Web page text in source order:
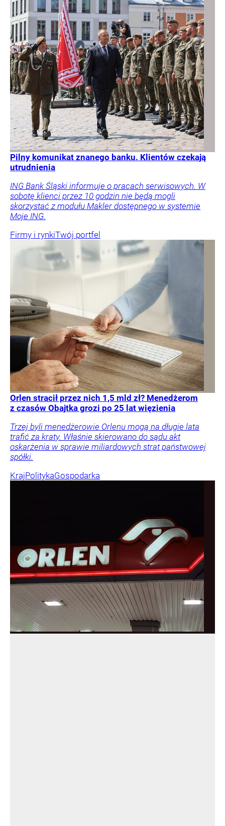
Pilny komunikat znanego banku. Klientów czekają
utrudnienia
ING Bank Śląski informuje o pracach serwisowych. W
sobotę klienci przez 10 godzin nie będą mogli
skorzystać z modułu Makler dostępnego w systemie
Moje ING.
Firmy i rynkiTwój portfel
Orlen stracił przez nich 1,5 mld zł? Menedżerom
z czasów Obajtka grozi po 25 lat więzienia
Trzej byli menedżerowie Orlenu mogą na długie lata
trafić za kraty. Właśnie skierowano do sądu akt
oskarżenia w sprawie miliardowych strat państwowej
spółki.
KrajPolitykaGospodarka